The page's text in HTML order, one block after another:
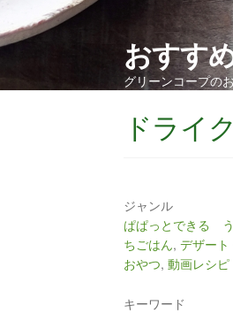
おすす
グリーンコープの
ドライ
ジャンル
ぱぱっとできる う
ちごはん,デザート
おやつ,動画レシピ
キーワード